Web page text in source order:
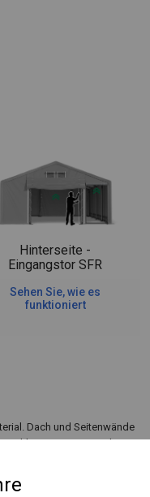
Hinterseite -
Eingangstor SFR
Sehen Sie, wie es
funktioniert
Dach und Seitenwände
kleinerer Eingang, der
eintreten möchten.